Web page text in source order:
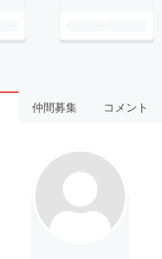
仲間募集 コメント